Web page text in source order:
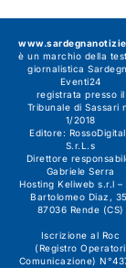
è un marchio della
giornalistica
Eventi24
registrata presso il
Tribunale di Sassari
1/2018
Editore:
S.r.L.s
Direttore
Gabriele Serra
Hosting Keliweb s.r.l –
Bartolomeo Diaz,
87036 Rende (CS)
Iscrizione al Roc
(Registro Operatori
Comunicazione)